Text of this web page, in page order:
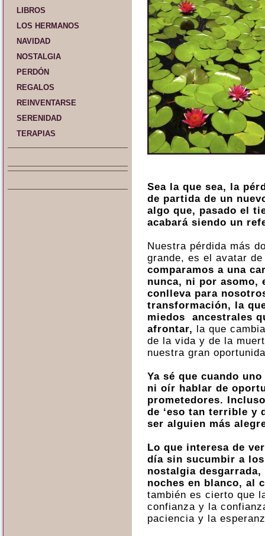
LIBROS
LOS HERMANOS
NAVIDAD
NOSTALGIA
PERDÓN
REGALOS
REINVENTARSE
SERENIDAD
TERAPIAS
Sea la que sea, la
de partida de un
algo que, pasado el
acabará siendo un
Nuestra pérdida más
grande, es el avatar
comparamos a una
nunca, ni por asomo,
conlleva para
transformación, la
miedos ancestrales
afrontar, la que
de la vida y de la
nuestra gran
Ya sé que cuando
ni oír hablar de
prometedores.
de ‘eso tan terrible y
ser alguien más
Lo que interesa de
día sin sucumbir a
nostalgia
noches en blanco, al
también es cierto que
confianza y la
paciencia y la